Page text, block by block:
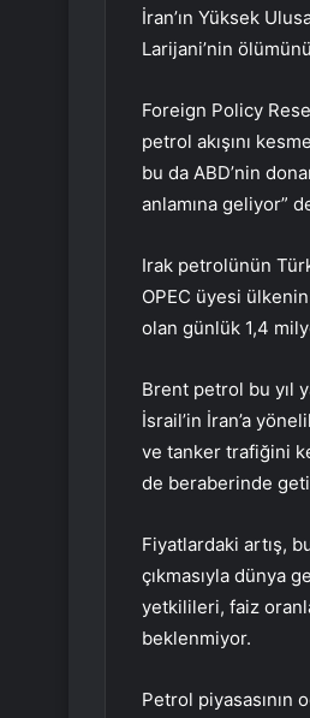
İran’ın Yüksek
Larijani’nin
Foreign Policy
petrol akışını
bu da ABD’nin
anlamına geliyor”
Irak petrolünün
OPEC üyesi
olan günlük 1,4
Brent petrol bu yıl
İsrail’in İran’a
ve tanker trafiğini
de beraberinde
Fiyatlardaki artış,
çıkmasıyla dünya
yetkilileri, faiz
beklenmiyor.
Petrol piyasasının